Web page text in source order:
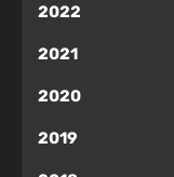
2022
2021
2020
2019